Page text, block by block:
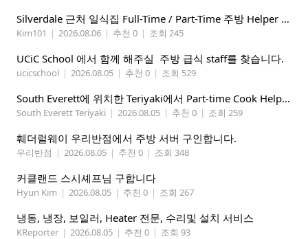
Silverdale 근처 일식집 Full-Time / Part-Time 주방 Helper 구합니다.
Kim101 | 2026.08.06 | 추천 0 | 조회 245
UCiC School 에서 함께 해주실 주방 급식 staff를 찾습니다.
ucicschool | 2026.08.05 | 추천 0 | 조회 529
South Everett에 위치한 Teriyaki에서 Part-time Cook Helper 구합니다. Mon-Sat, 4:00 pm-8:30 pm
South Everett Teriyaki | 2026.08.05 | 추천 0 | 조회 259
훼더럴웨이 우리반점에서 주방 서버 구인합니다.
우리반점 | 2026.08.05 | 추천 0 | 조회 348
커클랜드 스시셰프님 구합니다
Hyun Kim | 2026.08.05 | 추천 0 | 조회 267
냉동, 냉장, 보일러, Heater 전문, 수리및 설치 서비스
KReporter | 2026.08.05 | 추천 0 | 조회 93